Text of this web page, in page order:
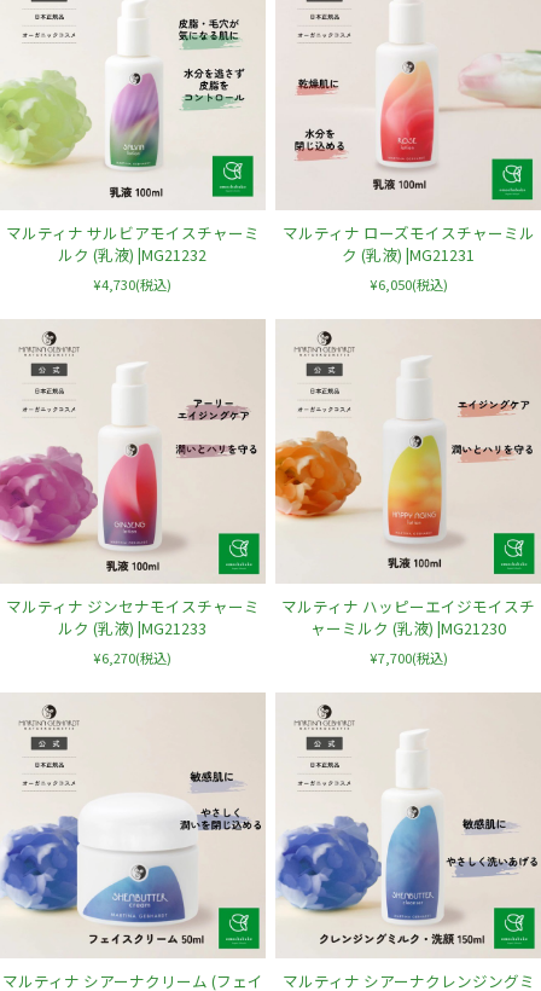
マルティナ サルビアモイスチャーミ
ルク (乳液) |MG21232
¥4,730(税込)
マルティナ ローズモイスチャーミル
ク (乳液) |MG21231
¥6,050(税込)
マルティナ ジンセナモイスチャーミ
ルク (乳液) |MG21233
¥6,270(税込)
マルティナ ハッピーエイジモイスチ
ャーミルク (乳液) |MG21230
¥7,700(税込)
マルティナ シアーナクリーム (フェイ
マルティナ シアーナクレンジングミ